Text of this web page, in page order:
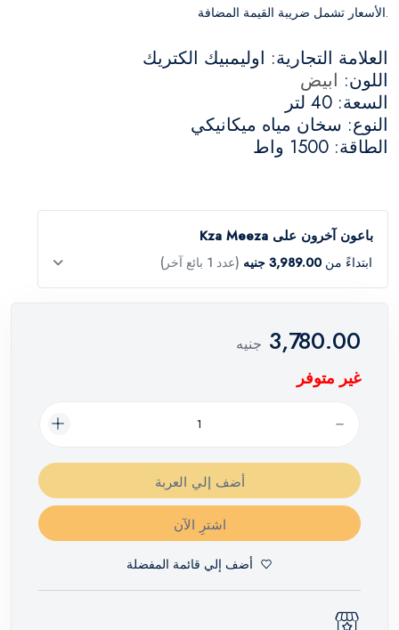
.الأسعار تشمل ضريبة القيمة المضافة
العلامة التجارية: اوليمبيك الكتريك
اللون: ابيض
السعة: 40 لتر
النوع: سخان مياه ميكانيكي
الطاقة: 1500 واط
باعون آخرون على Kza Meeza
ابتداءً من 3,989.00 جنيه (عدد 1 بائع آخر)
3,780.00 جنيه
غير متوفر
أضف إلي العربة
اشترِ الآن
أضف إلي قائمة المفضلة